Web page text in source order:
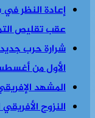
إعادة النظر في
عقب تقليص
شرارة حرب
الأول من
المشهد الإفريقي